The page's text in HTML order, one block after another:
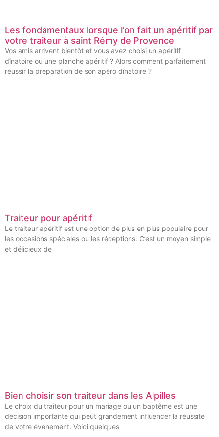
Les fondamentaux lorsque l’on fait un apéritif par
votre traiteur à saint Rémy de Provence
Vos amis arrivent bientôt et vous avez choisi un apéritif
dînatoire ou une planche apéritif ? Alors comment parfaitement
réussir la préparation de son apéro dînatoire ?
Traiteur pour apéritif
Le traiteur apéritif est une option de plus en plus populaire pour
les occasions spéciales ou les réceptions. C’est un moyen simple
et délicieux de
Bien choisir son traiteur dans les Alpilles
Le choix du traiteur pour un mariage ou un baptême est une
décision importante qui peut grandement influencer la réussite
de votre événement. Voici quelques